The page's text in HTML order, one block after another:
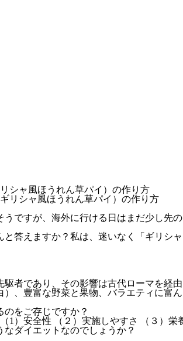
シャ風ほうれん草パイ）の作り方
ですが、海外に行ける日はまだ少し先の
答えますか？私は、迷いなく「ギリ
者であり、その影響は古代ローマを経
、豊富な野菜と果物、バラエティに富
をご存じですか？
（1）安全性 （２）実施しやすさ （３）
ダイエットなのでしょうか？